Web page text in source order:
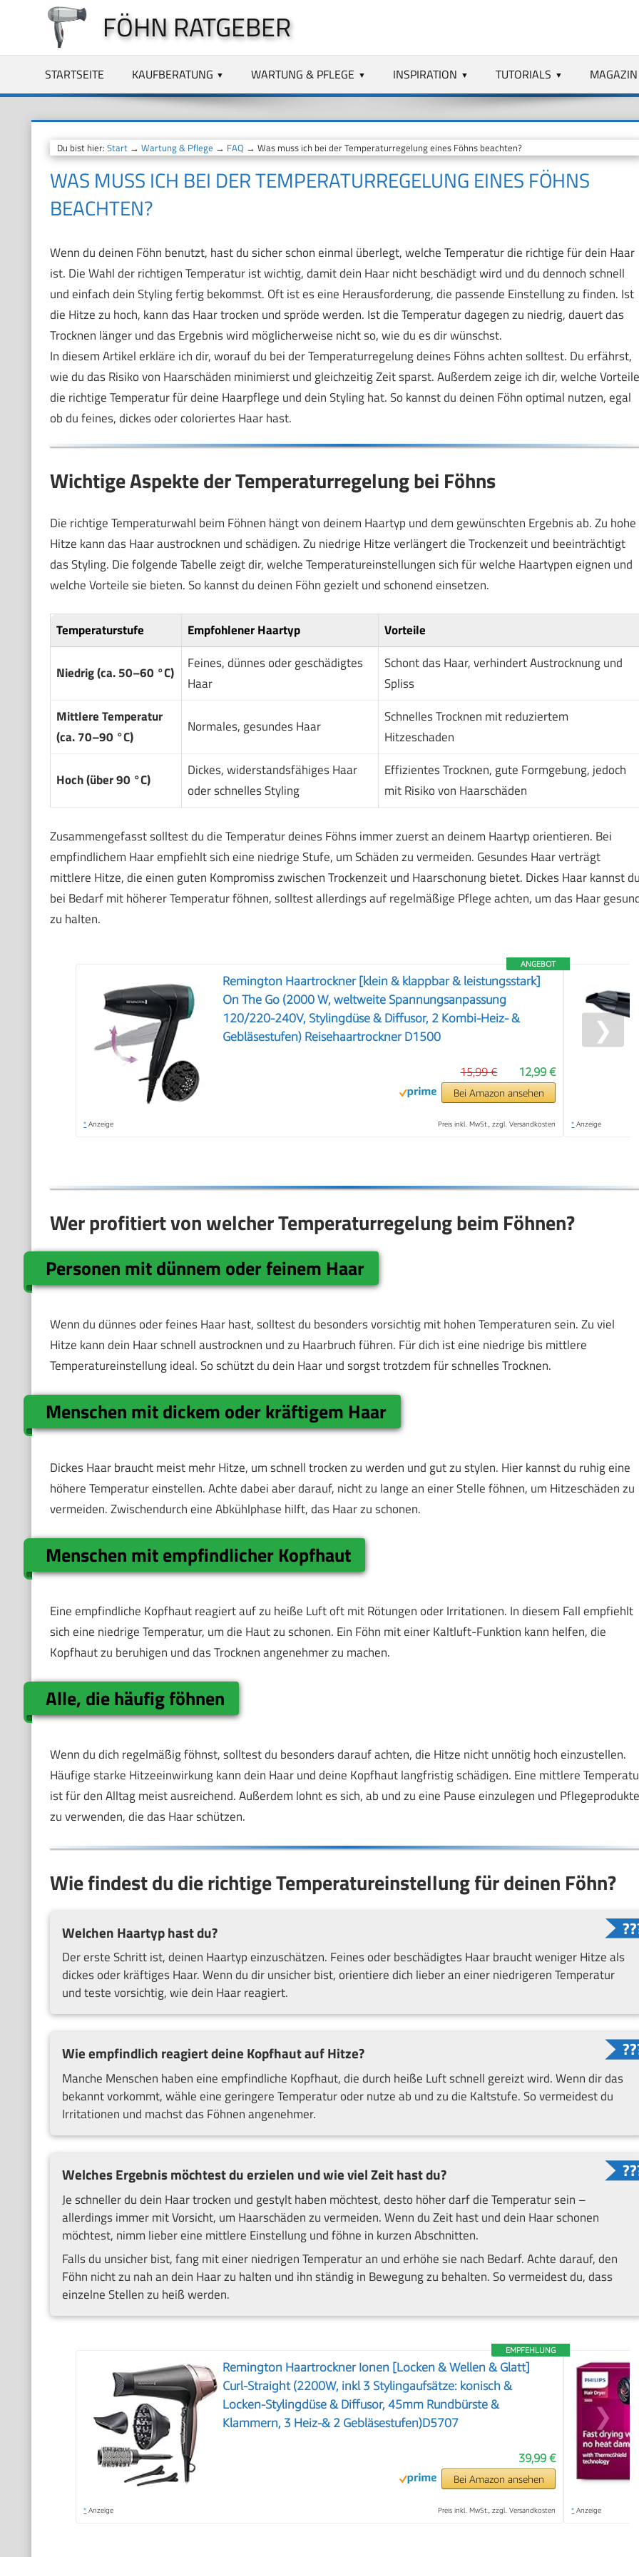
springen
FÖHN RATGEBER
STARTSEITE KAUFBERATUNG WARTUNG & PFLEGE INSPIRATION TUTORIALS MAGAZIN
Du bist hier: Start→ Wartung & Pflege → FAQ → Was muss ich bei der Temperaturregelung eines Föhns beachten?
WAS MUSS ICH BEI DER TEMPERATURREGELUNG EINES FÖHNS
BEACHTEN?
Wenn du deinen Föhn benutzt, hast du sicher schon einmal überlegt, welche Temperatur die richtige für dein Haar
ist. Die Wahl der richtigen Temperatur ist wichtig, damit dein Haar nicht beschädigt wird und du dennoch schnell
und einfach dein Styling fertig bekommst. Oft ist es eine Herausforderung, die passende Einstellung zu finden. Ist
die Hitze zu hoch, kann das Haar trocken und spröde werden. Ist die Temperatur dagegen zu niedrig, dauert das
Trocknen länger und das Ergebnis wird möglicherweise nicht so, wie du es dir wünschst.
In diesem Artikel erkläre ich dir, worauf du bei der Temperaturregelung deines Föhns achten solltest. Du erfährst,
wie du das Risiko von Haarschäden minimierst und gleichzeitig Zeit sparst. Außerdem zeige ich dir, welche Vorteile
die richtige Temperatur für deine Haarpflege und dein Styling hat. So kannst du deinen Föhn optimal nutzen, egal
ob du feines, dickes oder coloriertes Haar hast.
Wichtige Aspekte der Temperaturregelung bei Föhns
Die richtige Temperaturwahl beim Föhnen hängt von deinem Haartyp und dem gewünschten Ergebnis ab. Zu hohe
Hitze kann das Haar austrocknen und schädigen. Zu niedrige Hitze verlängert die Trockenzeit und beeinträchtigt
das Styling. Die folgende Tabelle zeigt dir, welche Temperatureinstellungen sich für welche Haartypen eignen und
welche Vorteile sie bieten. So kannst du deinen Föhn gezielt und schonend einsetzen.
Temperaturstufe Empfohlener Haartyp Vorteile
Niedrig (ca. 50–60 °C)
Feines, dünnes oder geschädigtes
Haar
Schont das Haar, verhindert Austrocknung und
Spliss
Mittlere Temperatur
(ca. 70–90 °C)
Normales, gesundes Haar
Schnelles Trocknen mit reduziertem
Hitzeschaden
Hoch (über 90 °C)
Dickes, widerstandsfähiges Haar
oder schnelles Styling
Effizientes Trocknen, gute Formgebung, jedoch
mit Risiko von Haarschäden
Zusammengefasst solltest du die Temperatur deines Föhns immer zuerst an deinem Haartyp orientieren. Bei
empfindlichem Haar empfiehlt sich eine niedrige Stufe, um Schäden zu vermeiden. Gesundes Haar verträgt
mittlere Hitze, die einen guten Kompromiss zwischen Trockenzeit und Haarschonung bietet. Dickes Haar kannst
bei Bedarf mit höherer Temperatur föhnen, solltest allerdings auf regelmäßige Pflege achten, um das Haar
zu halten.
ANGEBOT
Remington Haartrockner [klein & klappbar & leistungsstark]
On The Go (2000 W, weltweite Spannungsanpassung
120/220-240V, Stylingdüse & Diffusor, 2 Kombi-Heiz- &
Gebläsestufen) Reisehaartrockner D1500
12,99 €
15,99 €
Bei Amazon ansehen
* Anzeige Preis inkl. MwSt., zzgl. Versandkosten * Anzeige
❯
Wer profitiert von welcher Temperaturregelung beim Föhnen?
Personen mit dünnem oder feinem Haar
Wenn du dünnes oder feines Haar hast, solltest du besonders vorsichtig mit hohen Temperaturen sein. Zu viel
Hitze kann dein Haar schnell austrocknen und zu Haarbruch führen. Für dich ist eine niedrige bis mittlere
Temperatureinstellung ideal. So schützt du dein Haar und sorgst trotzdem für schnelles Trocknen.
Menschen mit dickem oder kräftigem Haar
Dickes Haar braucht meist mehr Hitze, um schnell trocken zu werden und gut zu stylen. Hier kannst du ruhig eine
höhere Temperatur einstellen. Achte dabei aber darauf, nicht zu lange an einer Stelle föhnen, um Hitzeschäden zu
vermeiden. Zwischendurch eine Abkühlphase hilft, das Haar zu schonen.
Menschen mit empfindlicher Kopfhaut
Eine empfindliche Kopfhaut reagiert auf zu heiße Luft oft mit Rötungen oder Irritationen. In diesem Fall empfiehlt
sich eine niedrige Temperatur, um die Haut zu schonen. Ein Föhn mit einer Kaltluft-Funktion kann helfen, die
Kopfhaut zu beruhigen und das Trocknen angenehmer zu machen.
Alle, die häufig föhnen
Wenn du dich regelmäßig föhnst, solltest du besonders darauf achten, die Hitze nicht unnötig hoch einzustellen.
Häufige starke Hitzeeinwirkung kann dein Haar und deine Kopfhaut langfristig schädigen. Eine mittlere
ist für den Alltag meist ausreichend. Außerdem lohnt es sich, ab und zu eine Pause einzulegen und Pflegeprodukte
zu verwenden, die das Haar schützen.
Wie findest du die richtige Temperatureinstellung für deinen Föhn?
Welchen Haartyp hast du?
Der erste Schritt ist, deinen Haartyp einzuschätzen. Feines oder beschädigtes Haar braucht weniger Hitze als
dickes oder kräftiges Haar. Wenn du dir unsicher bist, orientiere dich lieber an einer niedrigeren Temperatur
und teste vorsichtig, wie dein Haar reagiert.
Wie empfindlich reagiert deine Kopfhaut auf Hitze?
Manche Menschen haben eine empfindliche Kopfhaut, die durch heiße Luft schnell gereizt wird. Wenn dir das
bekannt vorkommt, wähle eine geringere Temperatur oder nutze ab und zu die Kaltstufe. So vermeidest du
Irritationen und machst das Föhnen angenehmer.
Welches Ergebnis möchtest du erzielen und wie viel Zeit hast du?
Je schneller du dein Haar trocken und gestylt haben möchtest, desto höher darf die Temperatur sein –
allerdings immer mit Vorsicht, um Haarschäden zu vermeiden. Wenn du Zeit hast und dein Haar schonen
möchtest, nimm lieber eine mittlere Einstellung und föhne in kurzen Abschnitten.
Falls du unsicher bist, fang mit einer niedrigen Temperatur an und erhöhe sie nach Bedarf. Achte darauf, den
Föhn nicht zu nah an dein Haar zu halten und ihn ständig in Bewegung zu behalten. So vermeidest du, dass
einzelne Stellen zu heiß werden.
EMPFEHLUNG
Remington Haartrockner Ionen [Locken & Wellen & Glatt]
Curl-Straight (2200W, inkl 3 Stylingaufsätze: konisch &
Locken-Stylingdüse & Diffusor, 45mm Rundbürste &
Klammern, 3 Heiz-& 2 Gebläsestufen)D5707
39,99 €
Bei Amazon ansehen
* Anzeige Preis inkl. MwSt., zzgl. Versandkosten * Anzeige
❯